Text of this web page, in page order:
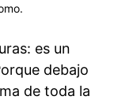
es un
debajo
de toda la